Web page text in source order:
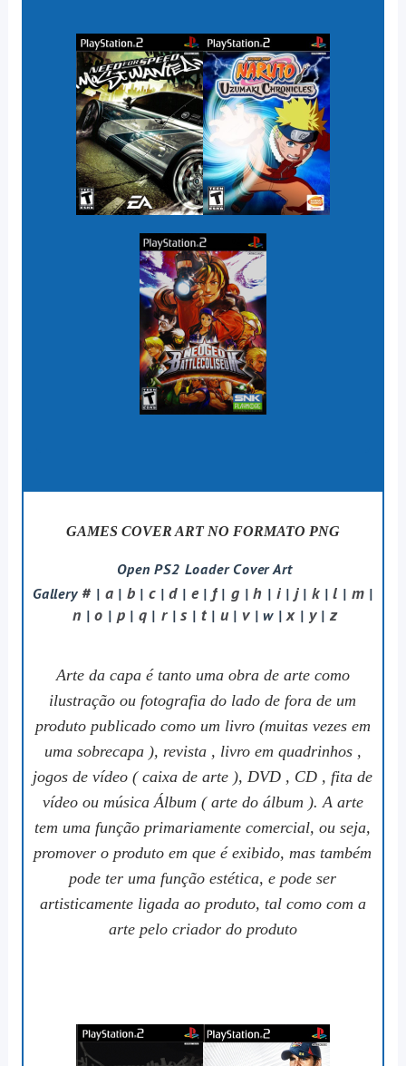
GAMES COVER ART NO FORMATO PNG
Open PS2 Loader Cover Art
Gallery # | a | b | c | d | e | f | g | h | i | j | k | l | m |
n | o | p | q | r | s | t | u | v | w | x | y | z
Arte da capa é tanto uma obra de arte como
ilustração ou fotografia do lado de fora de um
produto publicado como um livro (muitas vezes em
uma sobrecapa ), revista , livro em quadrinhos ,
jogos de vídeo ( caixa de arte ), DVD , CD , fita de
vídeo ou música Álbum ( arte do álbum ). A arte
tem uma função primariamente comercial, ou seja,
promover o produto em que é exibido, mas também
pode ter uma função estética, e pode ser
artisticamente ligada ao produto, tal como com a
arte pelo criador do produto